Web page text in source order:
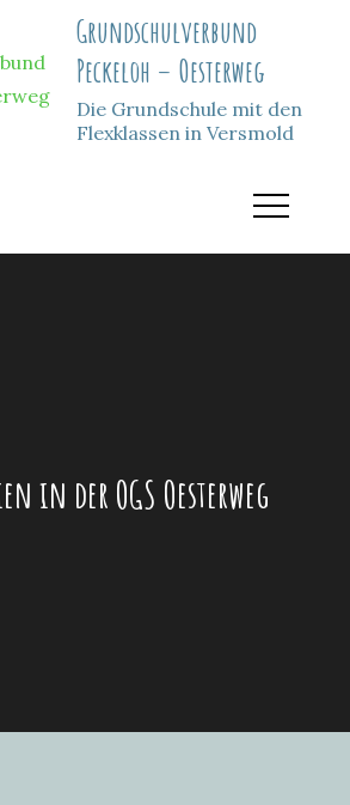
Grundschulverbund
Peckeloh – Oesterweg
Die Grundschule mit den
Flexklassen in Versmold
in der OGS Oesterweg